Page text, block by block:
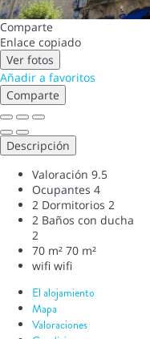
Comparte
Enlace copiado
Ver fotos
Añadir a favoritos
Comparte
Descripción
Valoración 9.5
Ocupantes 4
2 Dormitorios 2
2 Baños con ducha
2
70 m² 70 m²
wifi wifi
El alojamiento
Mapa
Valoraciones